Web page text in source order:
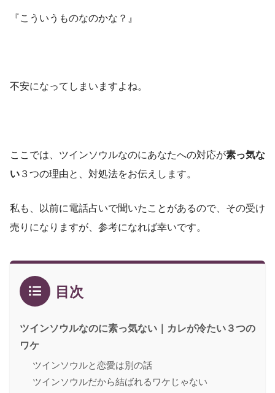
『こういうものなのかな？』
不安になってしまいますよね。
ここでは、ツインソウルなのにあなたへの対応が素っ気な
い ３つの理由と、対処法をお伝えします。
私も、以前に電話占いで聞いたことがあるので、その受け
売りになりますが、参考になれば幸いです。
目次
ツインソウルなのに素っ気ない｜カレが冷たい３つの
ワケ
ツインソウルと恋愛は別の話
ツインソウルだから結ばれるワケじゃない